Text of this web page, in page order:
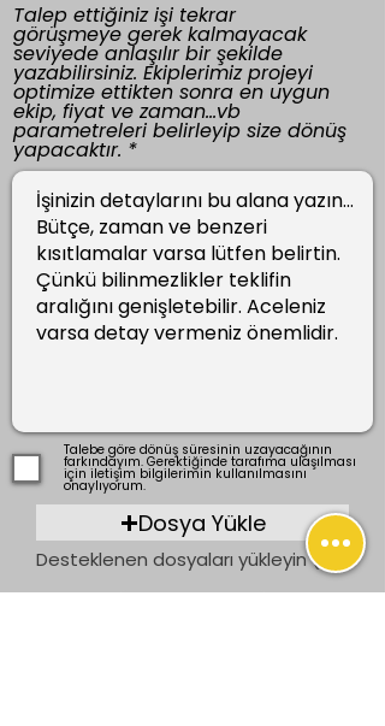
Talep ettiğiniz işi tekrar
görüşmeye gerek kalmayacak
seviyede anlaşılır bir şekilde
yazabilirsiniz. Ekiplerimiz projeyi
optimize ettikten sonra en uygun
ekip, fiyat ve zaman...vb
parametreleri belirleyip size dönüş
yapacaktır.
Talebe göre dönüş süresinin uzayacağının
farkındayım. Gerektiğinde tarafıma ulaşılması
için iletişim bilgilerimin kullanılmasını
onaylıyorum.
Dosya Yükle